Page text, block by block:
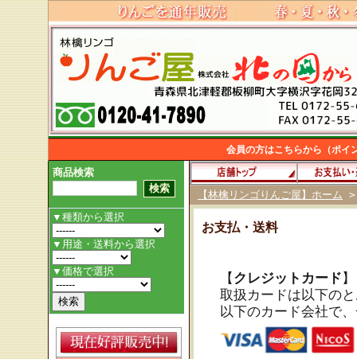
会員の方はこちらから（ポイ
商品検索
【林檎リンゴりんご屋】ホーム
お支払・送料
【 クレジットカード 】
取扱カードは以下の
以下のカード会社で